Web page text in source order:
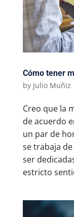
Cómo tener
by Julio Muñiz
Creo que la
de acuerdo
un par de
se trabaja
ser
estricto